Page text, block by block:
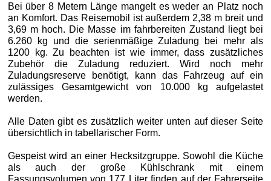
Bei über 8 Metern Länge mangelt es weder an Platz noch
an Komfort. Das Reisemobil ist außerdem 2,38 m breit und
3,69 m hoch. Die Masse im fahrbereiten Zustand liegt bei
6.260 kg und die serienmäßige Zuladung bei mehr als
1200 kg. Zu beachten ist wie immer, dass zusätzliches
Zubehör die Zuladung reduziert. Wird noch mehr
Zuladungsreserve benötigt, kann das Fahrzeug auf ein
zulässiges Gesamtgewicht von 10.000 kg aufgelastet
werden.
Alle Daten gibt es zusätzlich weiter unten auf dieser Seite
übersichtlich in tabellarischer Form.
Gespeist wird an einer Hecksitzgruppe. Sowohl die Küche
als auch der große Kühlschrank mit einem
Fassungsvolumen von 177 Liter finden auf der Fahrerseite